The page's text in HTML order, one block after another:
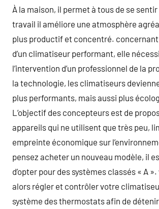
À la maison, il permet à tous de se
travail il améliore une atmosphère
plus productif et concentré. concernant
d’un climatiseur performant, elle
l’intervention d’un professionnel de la
la technologie, les climatiseurs
plus performants, mais aussi plus
L’objectif des concepteurs est de
appareils qui ne utilisent que très peu,
empreinte économique sur
pensez acheter un nouveau modèle, il
d’opter pour des systèmes classés « A
alors régler et contrôler votre
système des thermostats afin de